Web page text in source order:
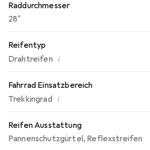
Raddurchmesser
28"
Reifentyp
Drahtreifen i
Fahrrad Einsatzbereich
Trekkingrad i
Reifen Ausstattung
Pannenschutzgürtel, Reflexstreifen